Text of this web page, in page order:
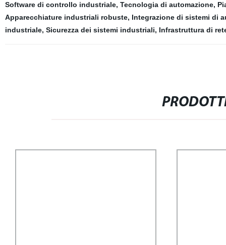
Software di controllo industriale, Tecnologia di automazione,
Apparecchiature industriali robuste, Integrazione di sistemi di
industriale, Sicurezza dei sistemi industriali, Infrastruttura di